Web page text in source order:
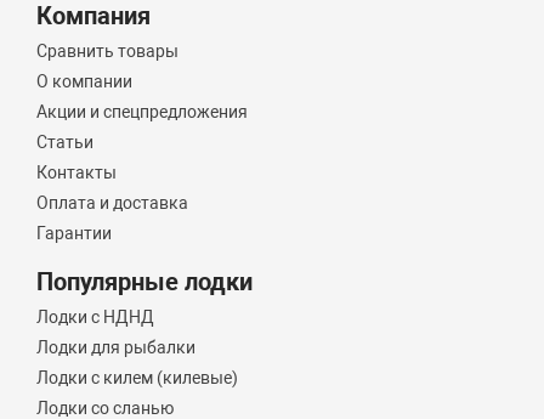
Компания
Сравнить товары
О компании
Акции и спецпредложения
Статьи
Контакты
Оплата и доставка
Гарантии
Популярные лодки
Лодки с НДНД
Лодки для рыбалки
Лодки с килем (килевые)
Лодки со сланью